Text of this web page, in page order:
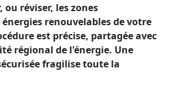
ou réviser, les zones
renouvelables de votre
est précise, partagée avec
régional de l'énergie. Une
fragilise toute la